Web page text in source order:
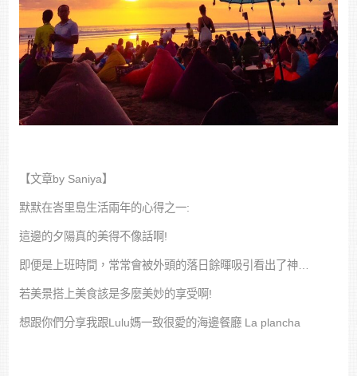
【文章by Saniya】
默默在峇里島生活兩年的心得之一:
這邊的夕陽真的美得不像話啊!
即便是上班時間，常常會被外頭的落日餘暉吸引看出了神…
若美景搭上美食該是多麼美妙的享受啊!
想跟你們分享我跟Lulu媽一致很愛的海邊餐廳 La plancha